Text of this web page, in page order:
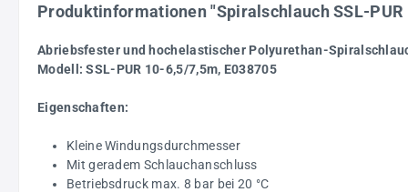
Produktinformationen "Spiralschlauch SSL-PUR
Abriebsfester und hochelastischer Polyurethan-
Modell: SSL-PUR 10-6,5/7,5m, E038705
Eigenschaften:
Kleine Windungsdurchmesser
Mit geradem Schlauchanschluss
Betriebsdruck max. 8 bar bei 20 °C